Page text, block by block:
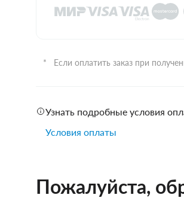
Если оплатить заказ при
Узнать подробные условия
Условия оплаты
Пожалуйста,